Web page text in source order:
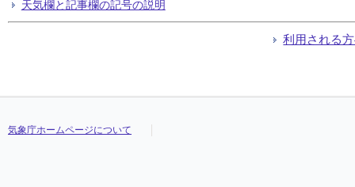
天気欄と記事欄の記号の説明
利用される
気象庁ホームページについて